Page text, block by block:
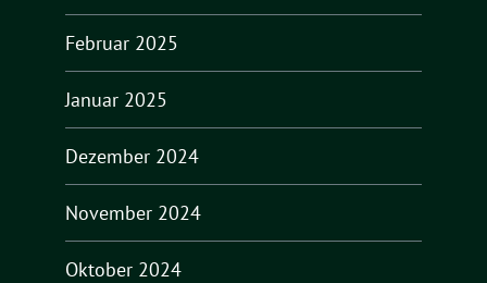
Februar 2025
Januar 2025
Dezember 2024
November 2024
Oktober 2024